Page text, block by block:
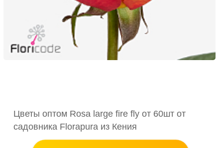
Цветы оптом Rosa large fire fly от 60шт от
садовника Florapura из Кения